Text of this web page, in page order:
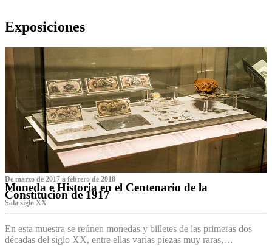
Exposiciones
De marzo de 2017 a febrero de 2018
Moneda e Historia en el Centenario de la
Constitución de 1917
Sala siglo XX
En esta muestra se reúnen monedas y billetes de las primeras dos
décadas del siglo XX, entre ellas varias piezas muy raras,…